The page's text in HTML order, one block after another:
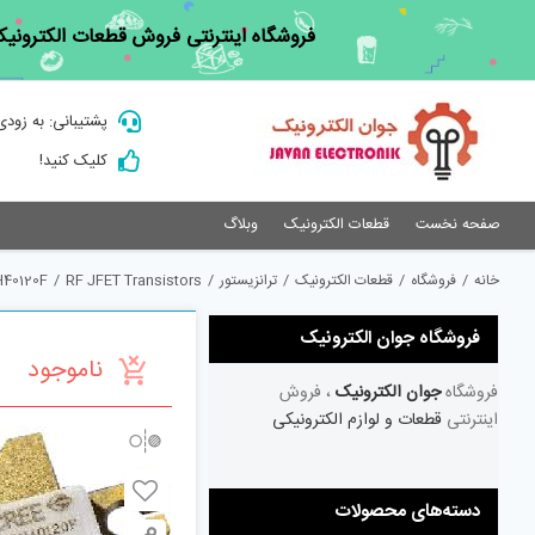
content
فروشگاه اینترنتی فروش قطعات
پشتیبانی: به
کلیک کنید!
صفحه نخست قطعات الکترونیک وبلاگ
خانه / فروشگاه / قطعات الکترونیک / ترانزیستور /
RF JFET Transistors
/
ناموجود
فروشگاه جوان الکترونیک
فروشگاهجوان الکترونیک ، فروش
اینترنتی قطعات و لوازم الکترونیکی
دسته‌های محصولات